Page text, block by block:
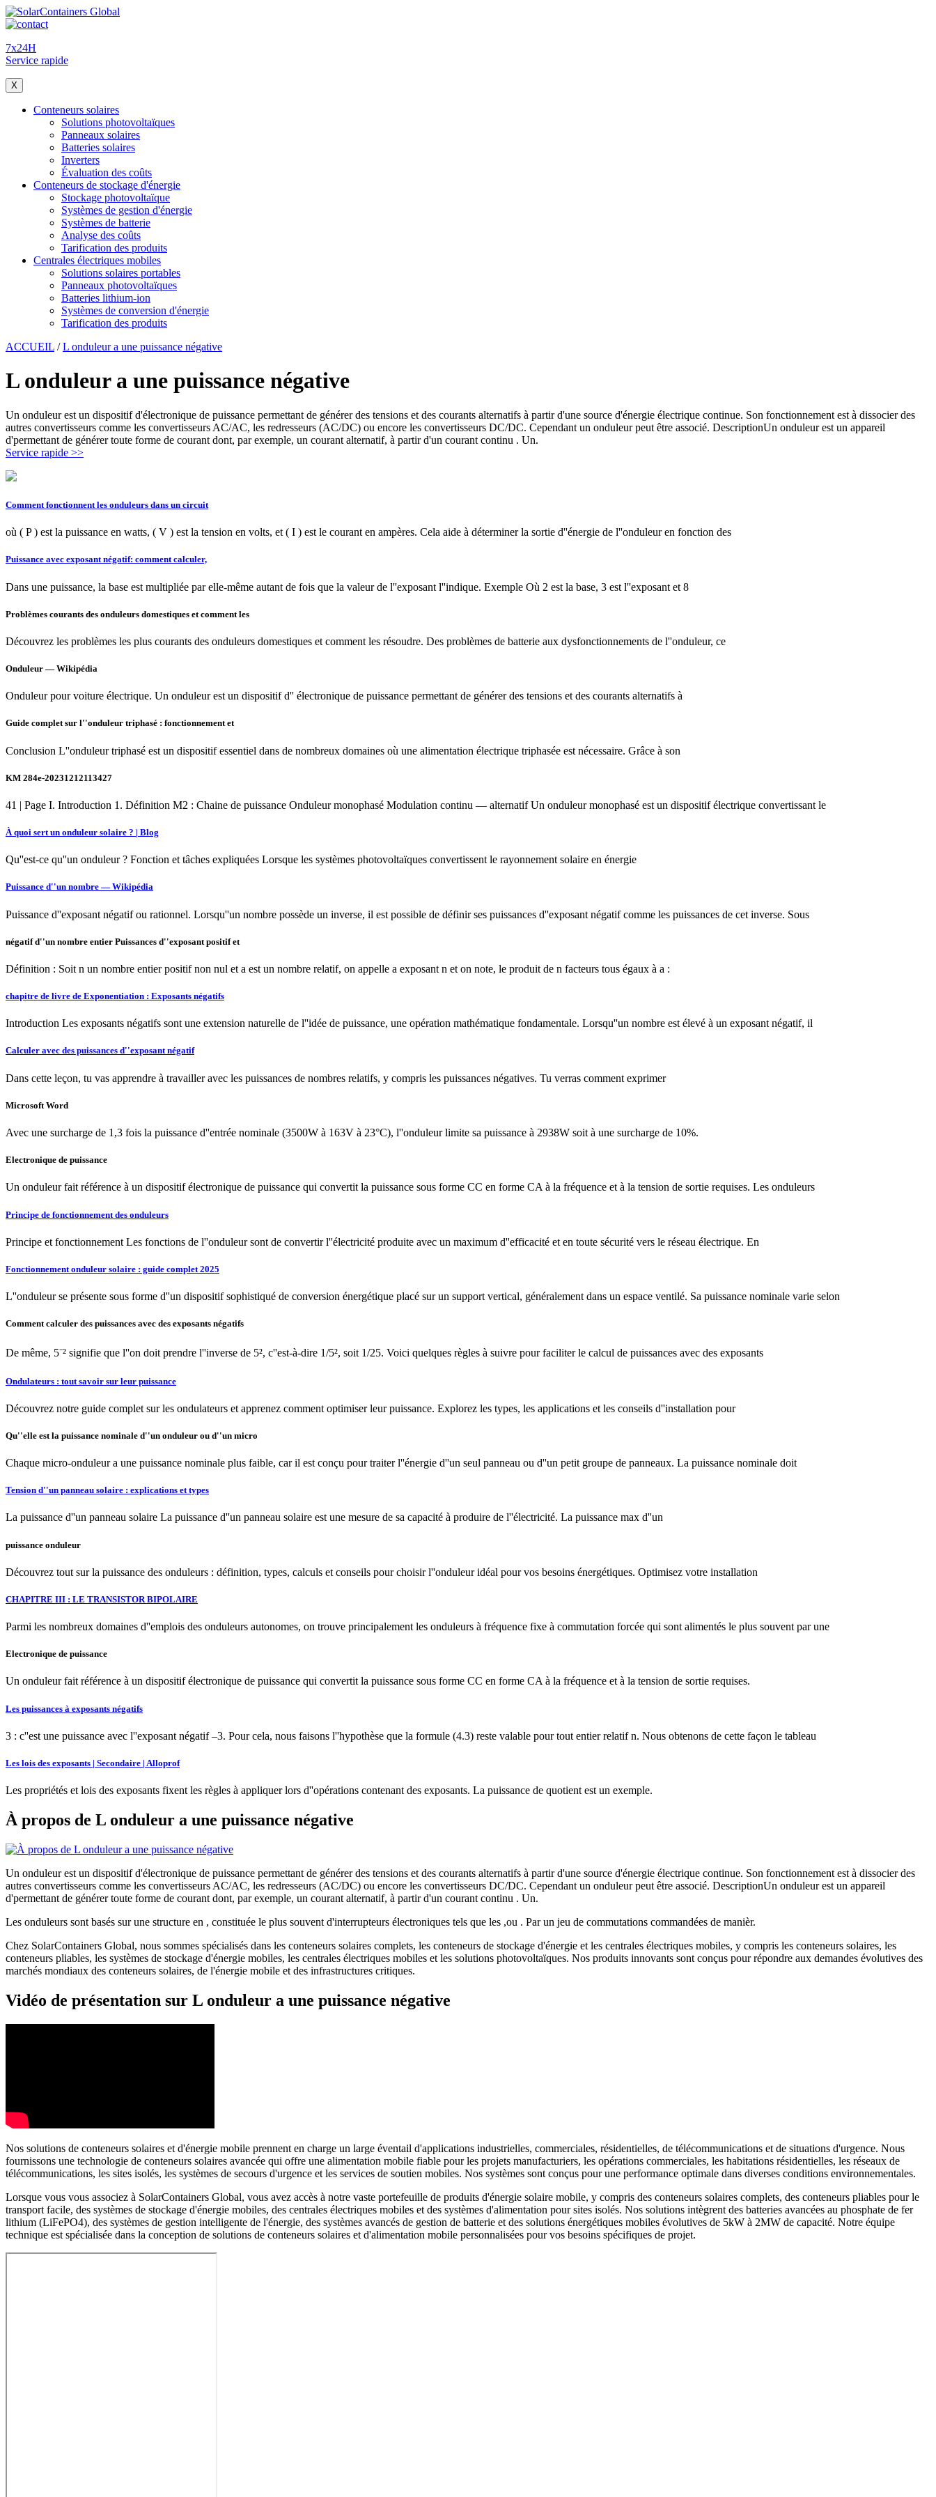
7x24H
Service rapide
X
Conteneurs solaires
Solutions photovoltaïques
Panneaux solaires
Batteries solaires
Inverters
Évaluation des coûts
Conteneurs de stockage d'énergie
Stockage photovoltaïque
Systèmes de gestion d'énergie
Systèmes de batterie
Analyse des coûts
Tarification des produits
Centrales électriques mobiles
Solutions solaires portables
Panneaux photovoltaïques
Batteries lithium-ion
Systèmes de conversion d'énergie
Tarification des produits
ACCUEIL /L onduleur a une puissance négative
L onduleur a une puissance négative
Un onduleur est un dispositif d'électronique de puissance permettant de générer des tensions et des courants alternatifs à partir d'une source d'énergie électrique continue. Son fonctionnement est à dissocier des
autres convertisseurs comme les convertisseurs AC/AC, les redresseurs (AC/DC) ou encore les convertisseurs DC/DC. Cependant un onduleur peut être associé. DescriptionUn onduleur est un appareil
d'permettant de générer toute forme de courant dont, par exemple, un courant alternatif, à partir d'un courant continu . Un.
Service rapide >>
Comment fonctionnent les onduleurs dans un circuit
où ( P ) est la puissance en watts, ( V ) est la tension en volts, et ( I ) est le courant en ampères. Cela aide à déterminer la sortie d''énergie de l''onduleur en fonction des
Puissance avec exposant négatif: comment calculer,
Dans une puissance, la base est multipliée par elle-même autant de fois que la valeur de l''exposant l''indique. Exemple Où 2 est la base, 3 est l''exposant et 8
Problèmes courants des onduleurs domestiques et comment les
Découvrez les problèmes les plus courants des onduleurs domestiques et comment les résoudre. Des problèmes de batterie aux dysfonctionnements de l''onduleur, ce
Onduleur — Wikipédia
Onduleur pour voiture électrique. Un onduleur est un dispositif d'' électronique de puissance permettant de générer des tensions et des courants alternatifs à
Guide complet sur l''onduleur triphasé : fonctionnement et
Conclusion L''onduleur triphasé est un dispositif essentiel dans de nombreux domaines où une alimentation électrique triphasée est nécessaire. Grâce à son
KM 284e-20231212113427
41 | Page I. Introduction 1. Définition M2 : Chaine de puissance Onduleur monophasé Modulation continu — alternatif Un onduleur monophasé est un dispositif électrique convertissant le
À quoi sert un onduleur solaire ? | Blog
Qu''est-ce qu''un onduleur ? Fonction et tâches expliquées Lorsque les systèmes photovoltaïques convertissent le rayonnement solaire en énergie
Puissance d''un nombre — Wikipédia
Puissance d''exposant négatif ou rationnel. Lorsqu''un nombre possède un inverse, il est possible de définir ses puissances d''exposant négatif comme les puissances de cet inverse. Sous
négatif d''un nombre entier Puissances d''exposant positif et
Définition : Soit n un nombre entier positif non nul et a est un nombre relatif, on appelle a exposant n et on note, le produit de n facteurs tous égaux à a :
chapitre de livre de Exponentiation : Exposants négatifs
Introduction Les exposants négatifs sont une extension naturelle de l''idée de puissance, une opération mathématique fondamentale. Lorsqu''un nombre est élevé à un exposant négatif, il
Calculer avec des puissances d''exposant négatif
Dans cette leçon, tu vas apprendre à travailler avec les puissances de nombres relatifs, y compris les puissances négatives. Tu verras comment exprimer
Microsoft Word
Avec une surcharge de 1,3 fois la puissance d''entrée nominale (3500W à 163V à 23°C), l''onduleur limite sa puissance à 2938W soit à une surcharge de 10%.
Electronique de puissance
Un onduleur fait référence à un dispositif électronique de puissance qui convertit la puissance sous forme CC en forme CA à la fréquence et à la tension de sortie requises. Les onduleurs
Principe de fonctionnement des onduleurs
Principe et fonctionnement Les fonctions de l''onduleur sont de convertir l''électricité produite avec un maximum d''efficacité et en toute sécurité vers le réseau électrique. En
Fonctionnement onduleur solaire : guide complet 2025
L''onduleur se présente sous forme d''un dispositif sophistiqué de conversion énergétique placé sur un support vertical, généralement dans un espace ventilé. Sa puissance nominale varie selon
Comment calculer des puissances avec des exposants négatifs
De même, 5⁻² signifie que l''on doit prendre l''inverse de 5², c''est-à-dire 1/5², soit 1/25. Voici quelques règles à suivre pour faciliter le calcul de puissances avec des exposants
Ondulateurs : tout savoir sur leur puissance
Découvrez notre guide complet sur les ondulateurs et apprenez comment optimiser leur puissance. Explorez les types, les applications et les conseils d''installation pour
Qu''elle est la puissance nominale d''un onduleur ou d''un micro
Chaque micro-onduleur a une puissance nominale plus faible, car il est conçu pour traiter l''énergie d''un seul panneau ou d''un petit groupe de panneaux. La puissance nominale doit
Tension d''un panneau solaire : explications et types
La puissance d''un panneau solaire La puissance d''un panneau solaire est une mesure de sa capacité à produire de l''électricité. La puissance max d''un
puissance onduleur
Découvrez tout sur la puissance des onduleurs : définition, types, calculs et conseils pour choisir l''onduleur idéal pour vos besoins énergétiques. Optimisez votre installation
CHAPITRE III : LE TRANSISTOR BIPOLAIRE
Parmi les nombreux domaines d''emplois des onduleurs autonomes, on trouve principalement les onduleurs à fréquence fixe à commutation forcée qui sont alimentés le plus souvent par une
Electronique de puissance
Un onduleur fait référence à un dispositif électronique de puissance qui convertit la puissance sous forme CC en forme CA à la fréquence et à la tension de sortie requises.
Les puissances à exposants négatifs
3 : c''est une puissance avec l''exposant négatif –3. Pour cela, nous faisons l''hypothèse que la formule (4.3) reste valable pour tout entier relatif n. Nous obtenons de cette façon le tableau
Les lois des exposants | Secondaire | Alloprof
Les propriétés et lois des exposants fixent les règles à appliquer lors d''opérations contenant des exposants. La puissance de quotient est un exemple.
À propos de L onduleur a une puissance négative
Un onduleur est un dispositif d'électronique de puissance permettant de générer des tensions et des courants alternatifs à partir d'une source d'énergie électrique continue. Son fonctionnement est à dissocier des
autres convertisseurs comme les convertisseurs AC/AC, les redresseurs (AC/DC) ou encore les convertisseurs DC/DC. Cependant un onduleur peut être associé. DescriptionUn onduleur est un appareil
d'permettant de générer toute forme de courant dont, par exemple, un courant alternatif, à partir d'un courant continu . Un.
Les onduleurs sont basés sur une structure en , constituée le plus souvent d'interrupteurs électroniques tels que les ,ou . Par un jeu de commutations commandées de manièr.
Chez SolarContainers Global, nous sommes spécialisés dans les conteneurs solaires complets, les conteneurs de stockage d'énergie et les centrales électriques mobiles, y compris les conteneurs solaires, les
conteneurs pliables, les systèmes de stockage d'énergie mobiles, les centrales électriques mobiles et les solutions photovoltaïques. Nos produits innovants sont conçus pour répondre aux demandes évolutives des
marchés mondiaux des conteneurs solaires, de l'énergie mobile et des infrastructures critiques.
Vidéo de présentation sur L onduleur a une puissance négative
Nos solutions de conteneurs solaires et d'énergie mobile prennent en charge un large éventail d'applications industrielles, commerciales, résidentielles, de télécommunications et de situations d'urgence. Nous
fournissons une technologie de conteneurs solaires avancée qui offre une alimentation mobile fiable pour les projets manufacturiers, les opérations commerciales, les habitations résidentielles, les réseaux de
télécommunications, les sites isolés, les systèmes de secours d'urgence et les services de soutien mobiles. Nos systèmes sont conçus pour une performance optimale dans diverses conditions environnementales.
Lorsque vous vous associez à SolarContainers Global, vous avez accès à notre vaste portefeuille de produits d'énergie solaire mobile, y compris des conteneurs solaires complets, des conteneurs pliables pour le
transport facile, des systèmes de stockage d'énergie mobiles, des centrales électriques mobiles et des systèmes d'alimentation pour sites isolés. Nos solutions intègrent des batteries avancées au phosphate de fer
lithium (LiFePO4), des systèmes de gestion intelligente de l'énergie, des systèmes avancés de gestion de batterie et des solutions énergétiques mobiles évolutives de 5kW à 2MW de capacité. Notre équipe
technique est spécialisée dans la conception de solutions de conteneurs solaires et d'alimentation mobile personnalisées pour vos besoins spécifiques de projet.